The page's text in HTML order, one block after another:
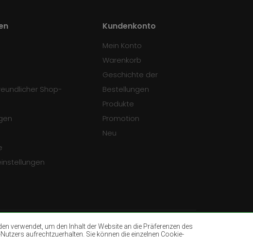
verwendet, um den Inhalt der Website an die Präferenzen des
aufrechtzuerhalten. Sie können die einzelnen Cookie-
Shop-
Kundenkonto
Mein Konto
Warenkorb
Geschichte der
Bestellungen
Produkte
Promotion
Neu